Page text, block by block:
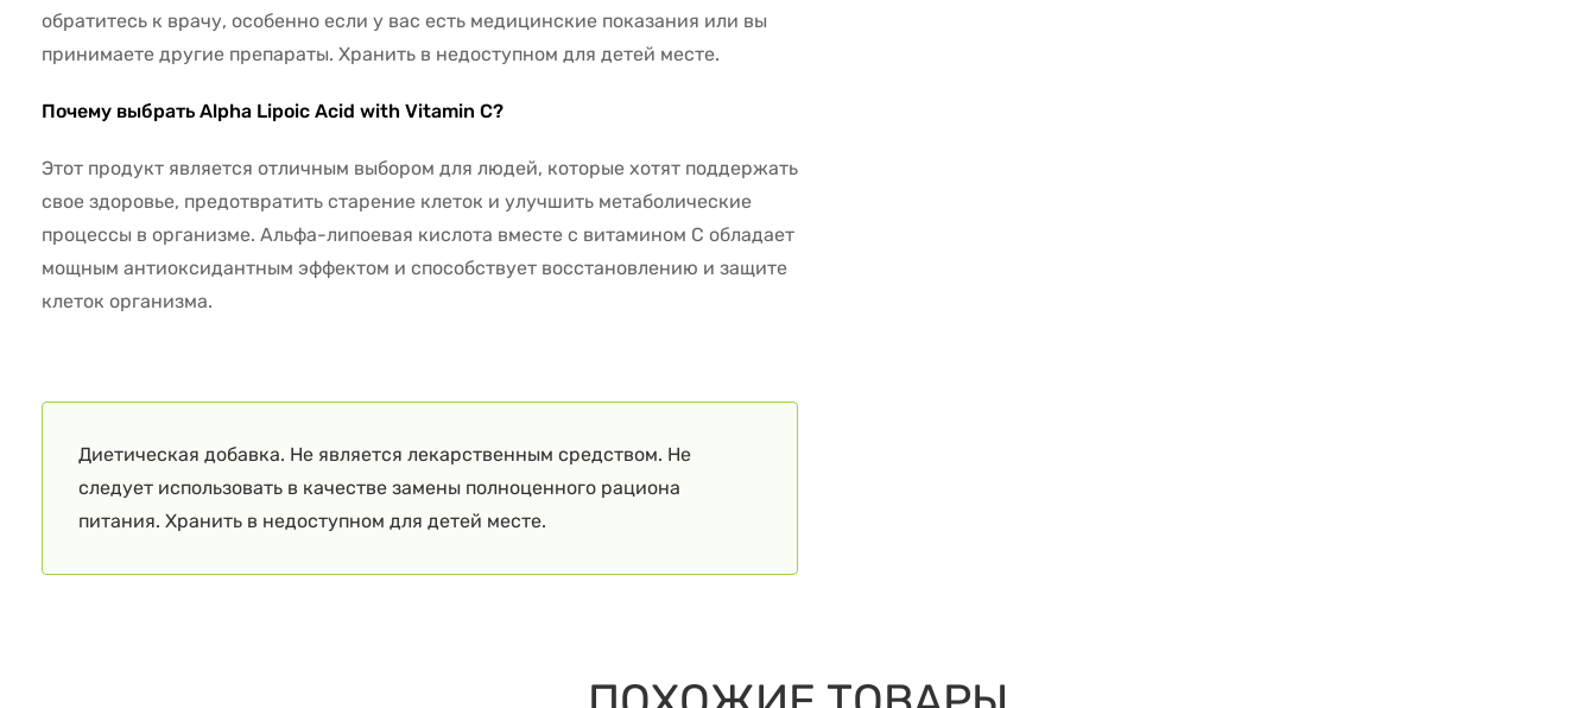
Диетическая добавка. Не является лекарственным средством. Не
следует использовать в качестве замены полноценного рациона
питания. Хранить в недоступном для детей месте.
обратитесь к врачу, особенно если у вас есть медицинские показания или вы
принимаете другие препараты. Хранить в недоступном для детей месте.
Почему выбрать Alpha Lipoic Acid with Vitamin C?
Этот продукт является отличным выбором для людей, которые хотят поддержать
свое здоровье, предотвратить старение клеток и улучшить метаболические
процессы в организме. Альфа-липоевая кислота вместе с витамином C обладает
мощным антиоксидантным эффектом и способствует восстановлению и защите
клеток организма.